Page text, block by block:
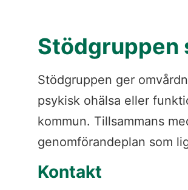
Stödgruppen
Stödgruppen ger
psykisk ohälsa eller
kommun. Tillsammans
genomförandeplan som
Kontakt